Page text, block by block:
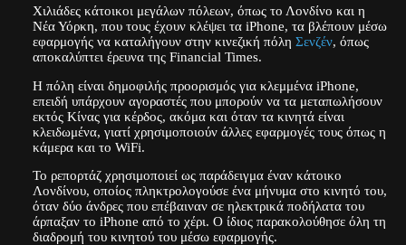
Χιλιάδες κάτοικοι μεγάλων πόλεων, όπως το Λονδίνο και η
Νέα Υόρκη, που τους έχουν κλέψει τα iPhone, τα βλέπουν μέσω
εφαρμογής να καταλήγουν στην κινεζική πόλη Σενζέν, όπως
αποκαλύπτει έρευνα της Financial Times.
Η πόλη είναι δημοφιλής προορισμός για κλεμμένα iPhone,
επειδή υπάρχουν αγοραστές που μπορούν να τα μεταπωλήσουν
εκτός Κίνας για κέρδος, ακόμα και όταν τα κινητά είναι
κλειδωμένα, γιατί χρησιμοποιούν άλλες εφαρμογές τους όπως η
κάμερα και το WiFi.
Το ρεπορτάζ χρησιμοποιεί ως παράδειγμα έναν κάτοικο
Λονδίνου, οποίος πληκτρολογούσε ένα μήνυμα στο κινητό του,
όταν δύο άνδρες που επέβαιναν σε ηλεκτρικά ποδήλατα του
άρπαξαν το iPhone από το χέρι. Ο ίδιος παρακολούθησε όλη τη
διαδρομή του κινητού του μέσω εφαρμογής.